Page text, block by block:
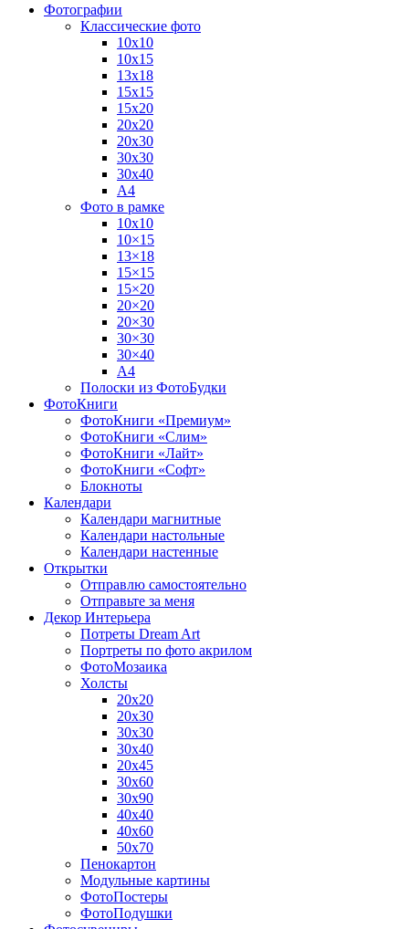
Фотографии
Классические фото
10х10
10х15
13х18
15х15
15х20
20х20
20х30
30х30
30х40
А4
Фото в рамке
10х10
10×15
13×18
15×15
15×20
20×20
20×30
30×30
30×40
A4
Полоски из ФотоБудки
ФотоКниги
ФотоКниги «Премиум»
ФотоКниги «Слим»
ФотоКниги «Лайт»
ФотоКниги «Софт»
Блокноты
Календари
Календари магнитные
Календари настольные
Календари настенные
Открытки
Отправлю самостоятельно
Отправьте за меня
Декор Интерьера
Потреты Dream Art
Портреты по фото акрилом
ФотоМозаика
Холсты
20х20
20х30
30х30
30х40
20х45
30х60
30х90
40х40
40х60
50х70
Пенокартон
Модульные картины
ФотоПостеры
ФотоПодушки